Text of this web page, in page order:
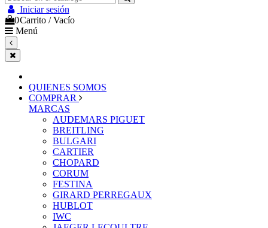
Iniciar sesión
0Carrito /Vacío
Menú
QUIENES SOMOS
COMPRAR
MARCAS
AUDEMARS PIGUET
BREITLING
BULGARI
CARTIER
CHOPARD
CORUM
FESTINA
GIRARD PERREGAUX
HUBLOT
IWC